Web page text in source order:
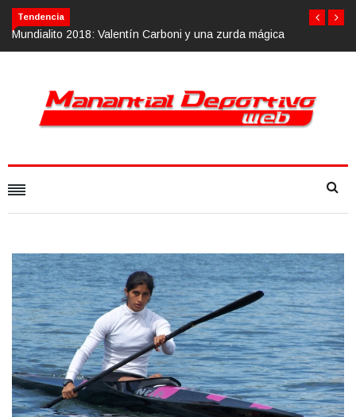
Tendencia
Carboni y una zurda mágicaCalvario Race 2018, 10 de noviembre